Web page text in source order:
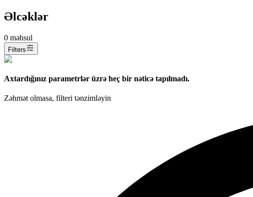
Əlcəklər
0 məhsul
Filters
Axtardığınız parametrlər üzrə heç bir nəticə tapılmadı.
Zəhmət olmasa, filteri tənzimləyin